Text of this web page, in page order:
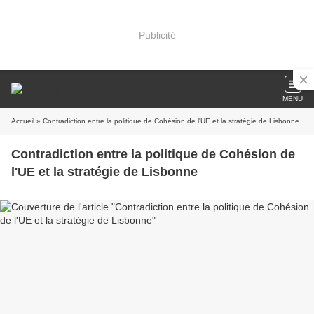
Publicité
MENU
Accueil » Contradiction entre la politique de Cohésion de l'UE et la stratégie de Lisbonne
Contradiction entre la politique de Cohésion de
l'UE et la stratégie de Lisbonne